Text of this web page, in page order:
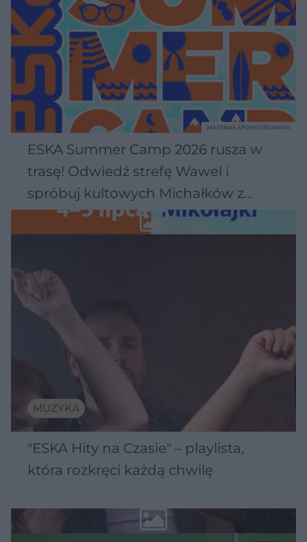
ESKA Summer Camp 2026 rusza w
trasę! Odwiedź strefę Wawel i
spróbuj kultowych Michałków z
Wawelu
MATERIAŁ SPONSOROWANY
MUZYKA
"ESKA Hity na Czasie" – playlista,
która rozkręci każdą chwilę